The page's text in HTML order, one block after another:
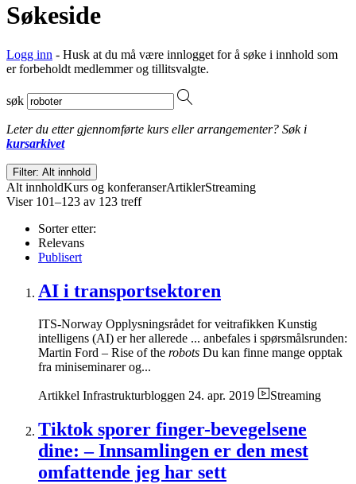
Søkeside
Logg inn - Husk at du må være innlogget for å søke i innhold som
er forbeholdt medlemmer og tillitsvalgte.
søk
Leter du etter gjennomførte kurs eller arrangementer? Søk i
kursarkivet
Filter: Alt innhold
Alt innholdKurs og konferanserArtiklerStreaming
Viser 101–123 av 123 treff
Sorter etter:
Relevans
Publisert
AI i transportsektoren
ITS-Norway Opplysningsrådet for veitrafikken Kunstig
intelligens (AI) er her allerede ... anbefales i spørsmålsrunden:
Martin Ford – Rise of the robots Du kan finne mange opptak
fra miniseminarer og...
Artikkel Infrastrukturbloggen 24. apr. 2019 Streaming
Tiktok sporer finger-bevegelsene
dine: – Innsamlingen er den mest
omfattende jeg har sett